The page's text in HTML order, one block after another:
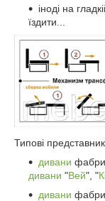
іноді на
їздити...
Типові
дивани
дивани "Вей", "
дивани